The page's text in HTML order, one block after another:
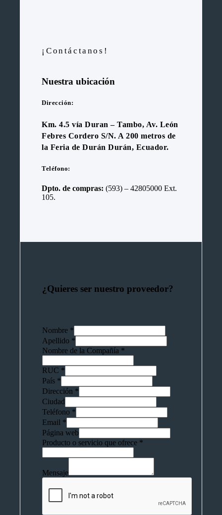
¡Contáctanos!
Nuestra ubicación
Dirección:
Km. 4.5 vía Duran – Tambo, Av. León
Febres Cordero S/N. A 200 metros de
la Feria de Durán Durán, Ecuador.
Teléfono:
Dpto. de compras: (593) – 42805000 Ext.
105.
¿Quieres ser nuestro proveedor?
Nombre *
Apellido *
Nombre de la Compañía *
RUC *
País *
Dirección *
Ciudad
Teléfono *
Email *
Página web
Producto o servicio que ofrece *
Mensaje